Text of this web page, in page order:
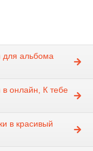
альбома
в онлайн, К тебе
в красивый